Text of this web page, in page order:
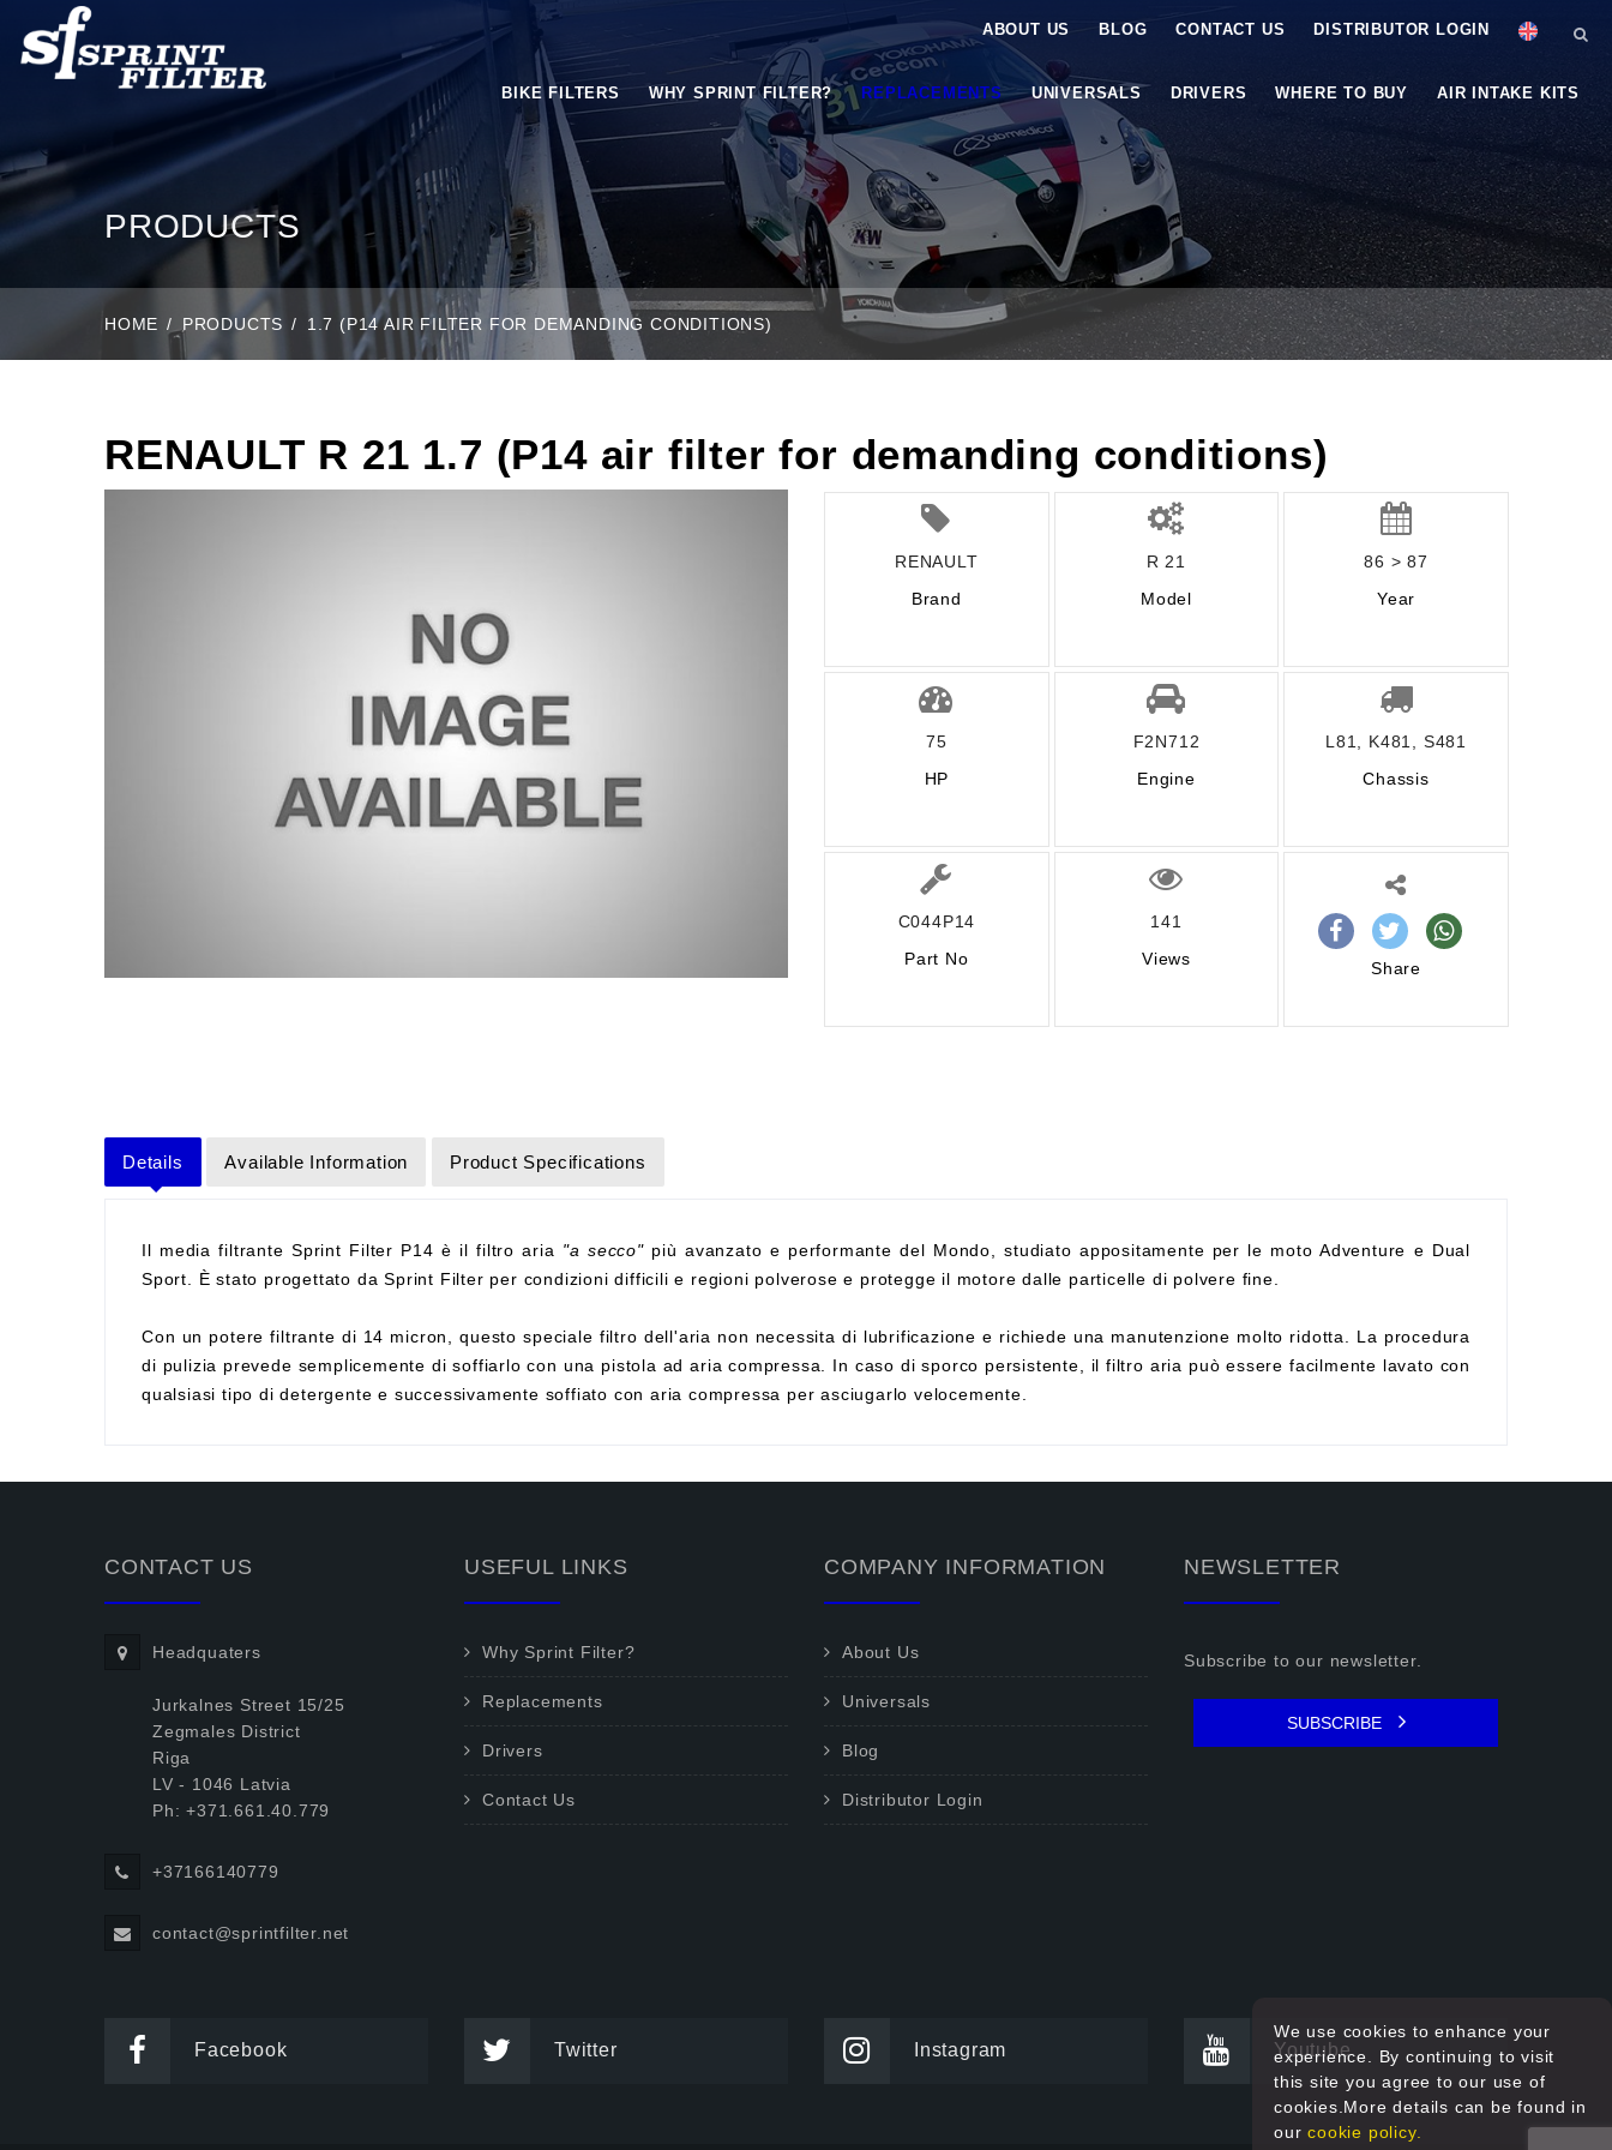
ABOUT US BLOG CONTACT US DISTRIBUTOR LOGIN
BIKE FILTERS WHY SPRINT FILTER? REPLACEMENTS UNIVERSALS DRIVERS WHERE TO BUY AIR INTAKE KITS
PRODUCTS
HOME PRODUCTS 1.7 (P14 AIR FILTER FOR DEMANDING CONDITIONS)
RENAULT R 21 1.7 (P14 air filter for demanding conditions)
RENAULT
Brand
R 21
Model
86 > 87
Year
75
HP
F2N712
Engine
L81, K481, S481
Chassis
C044P14
Part No
141
Views
Share
Details Available Information Product Specifications
Il media filtrante Sprint Filter P14 è il filtro aria "a secco"più avanzato e performante del Mondo, studiato appositamente per le moto Adventure e Dual
Sport. È stato progettato da Sprint Filter per condizioni difficili e regioni polverose e protegge il motore dalle particelle di polvere fine.
Con un potere filtrante di 14 micron, questo speciale filtro dell'aria non necessita di lubrificazione e richiede una manutenzione molto ridotta. La procedura
di pulizia prevede semplicemente di soffiarlo con una pistola ad aria compressa. In caso di sporco persistente, il filtro aria può essere facilmente lavato con
qualsiasi tipo di detergente e successivamente soffiato con aria compressa per asciugarlo velocemente.
CONTACT US
Headquaters
Jurkalnes Street 15/25
Zegmales District
Riga
LV - 1046 Latvia
Ph: +371.661.40.779
+37166140779
contact@sprintfilter.net
USEFUL LINKS
Why Sprint Filter?
Replacements
Drivers
Contact Us
COMPANY INFORMATION
About Us
Universals
Blog
Distributor Login
NEWSLETTER
Subscribe to our newsletter.
SUBSCRIBE
Facebook Twitter Instagram Youtube
We use cookies to enhance your
experience. By continuing to visit
this site you agree to our use of
cookies.More details can be found in
ourcookie policy.